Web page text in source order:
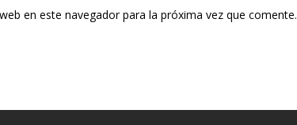
en este navegador para la próxima vez que comente.